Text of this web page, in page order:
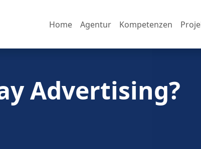
Home Agentur Kompetenzen
Advertising?